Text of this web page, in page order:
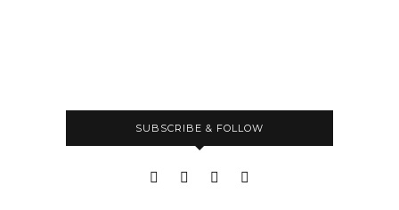
SUBSCRIBE & FOLLOW